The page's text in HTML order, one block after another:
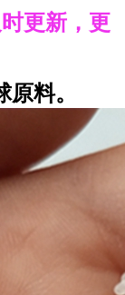
更新， 更
料。